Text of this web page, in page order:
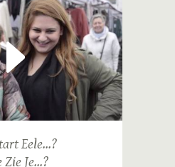
Eele...?
Zie Je...?